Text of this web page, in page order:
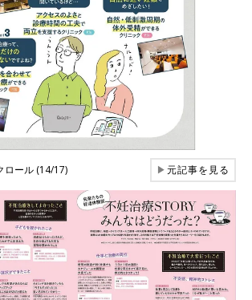
ロール (14/17) ▶元記事を見る